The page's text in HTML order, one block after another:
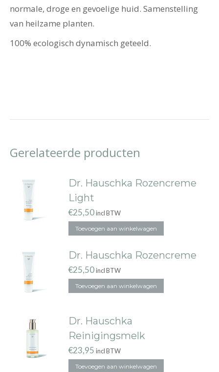
normale, droge en gevoelige huid. Samenstelling
van heilzame planten.
100% ecologisch dynamisch geteeld.
Gerelateerde producten
Dr. Hauschka Rozencreme
Light
€25,50incl BTW
Toevoegen aan winkelwagen
Dr. Hauschka Rozencreme
€25,50incl BTW
Toevoegen aan winkelwagen
Dr. Hauschka
Reinigingsmelk
€23,95 incl BTW
Toevoegen aan winkelwagen